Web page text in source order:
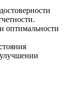
оптимальности